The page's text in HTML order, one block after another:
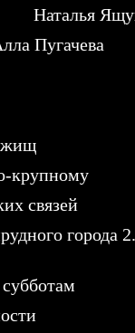
Наталья
Пугачева
крупному
связей
города